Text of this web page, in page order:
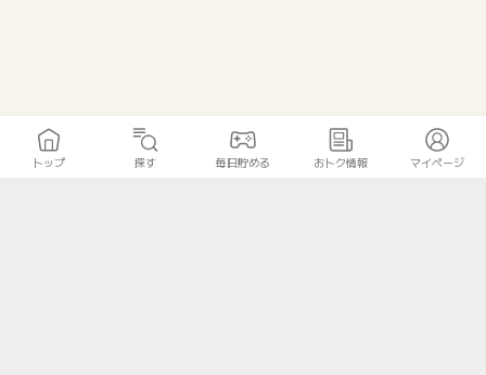
トップ 探す 毎日貯める おトク情報 マイページ